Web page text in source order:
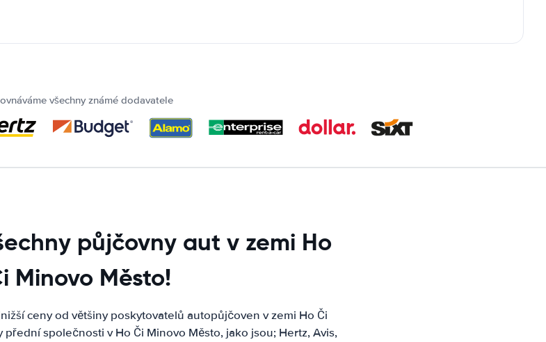
všechny známé dodavatele
půjčovny aut v zemi Ho
Minovo Město!
ceny od většiny poskytovatelů autopůjčoven v zemi Ho Či
společnosti v Ho Či Minovo Město, jako jsou; Hertz, Avis,